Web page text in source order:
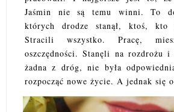
Jaśmin nie są temu winni. To
których drodze stanął, ktoś, kto
Stracili wszystko. Pracę,
oszczędności. Stanęli na rozdrożu i
żadna z dróg, nie była
rozpocząć nowe życie. A jednak się